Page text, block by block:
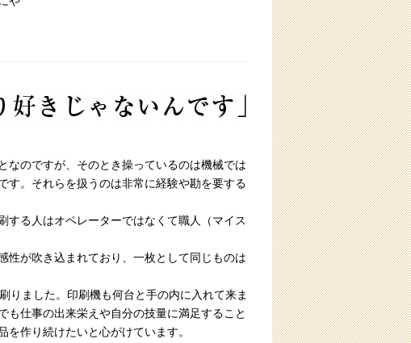
なのですが、そのとき操っているのは機械では
す。それらを扱うのは非常に経験や勘を要する
する人はオペレーターではなくて職人（マイス
性が吹き込まれており、一枚として同じものは
りました。印刷機も何台と手の内に入れて来ま
も仕事の出来栄えや自分の技量に満足すること
作り続けたいと心がけています。